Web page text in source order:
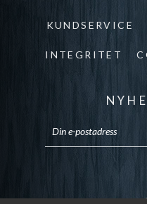
KUNDSERVICE
INTEGRITET